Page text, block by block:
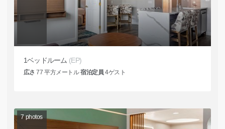
1ベッドルーム (EP)
広さ 77 平方メートル宿泊定員 4ゲスト
7photos